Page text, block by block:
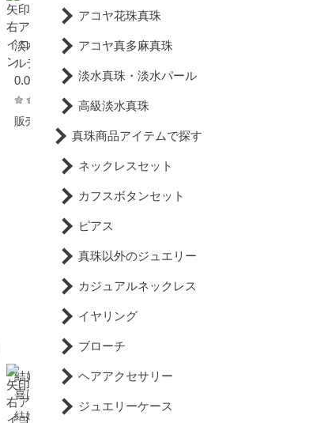
淡水真珠 パール オリジナ
ルデザインネックレス 約1
0.0×13.0mm シルバー SV
オーバル
販売価格 9,471円
パール ネックレス アコヤ
ック あこや本真珠 約7.0-
式 母の日 プレゼント カジ
レルギー対応
結婚30年目の真珠婚式に
喜ばれる贈り物
結婚して30年目を迎える記
真珠色って一体何色？
その種類は数多く、当然品
アコヤ花珠真珠
アコヤ真多麻真珠
淡水真珠・淡水パール
高級淡水真珠
真珠商品アイテムで探す
ネックレスセット
カフスボタンセット
ピアス
真珠以外のジュエリー
カジュアルネックレス
イヤリング
ブローチ
ヘアアクセサリー
ジュエリーケース